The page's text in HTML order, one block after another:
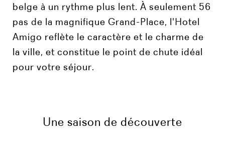
belge à un rythme plus lent. À seulement 56
pas de la magnifique Grand-Place, l'Hotel
Amigo reflète le caractère et le charme de
la ville, et constitue le point de chute idéal
pour votre séjour.
Une saison de découverte